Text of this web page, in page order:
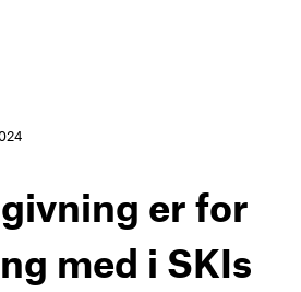
er for
med i SKIs